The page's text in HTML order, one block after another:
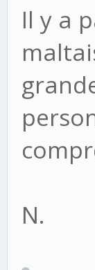
Il y a
N.